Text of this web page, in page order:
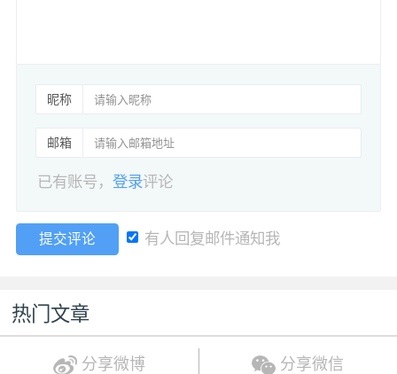
昵称
邮箱
已有账号，登录评论
提交评论 有人回复邮件通知我
热门文章
分享微博 分享微信